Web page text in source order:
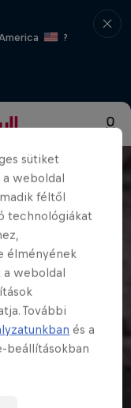
?
sütiket
a weboldal
féltől
technológiákat
élményének
a weboldal
További
és a
beállításokban